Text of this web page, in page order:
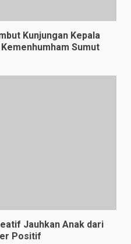
Kunjungan Kepala
Sumut
Jauhkan Anak dari
Positif